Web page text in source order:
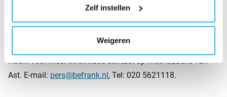
Zelf instellen
Weigeren
heldere communicatie, online dienstverlening en lage
kosten. Zij maakt onderdeel uit van de Delta Lloyd Groep.
Neem voor meer informatie contact op met: Isabelle van
Ast. E-mail: pers@befrank.nl, Tel: 020 5621118.